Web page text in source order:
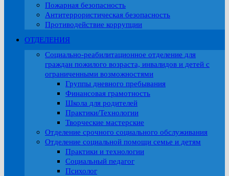
Пожарная безопасность
Антитеррористическая безопасность
Противодействие коррупции
ОТДЕЛЕНИЯ
Социально-реабилитационное отделение для
граждан пожилого возраста, инвалидов и детей с
ограниченными возможностями
Группы дневного пребывания
Финансовая грамотность
Школа для родителей
Практики/Технологии
Творческие мастерские
Отделение срочного социального обслуживания
Отделение социальной помощи семье и детям
Практики и технологии
Социальный педагог
Психолог